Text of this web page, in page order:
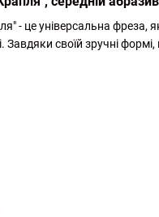
- це універсальна фреза,
своїй зручні